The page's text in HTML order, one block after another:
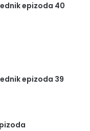
epizoda 40
epizoda 39